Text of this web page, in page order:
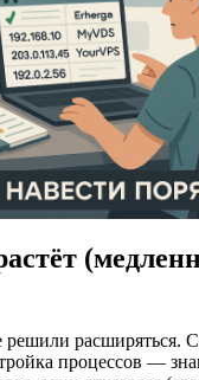
расширяться.
процессов —